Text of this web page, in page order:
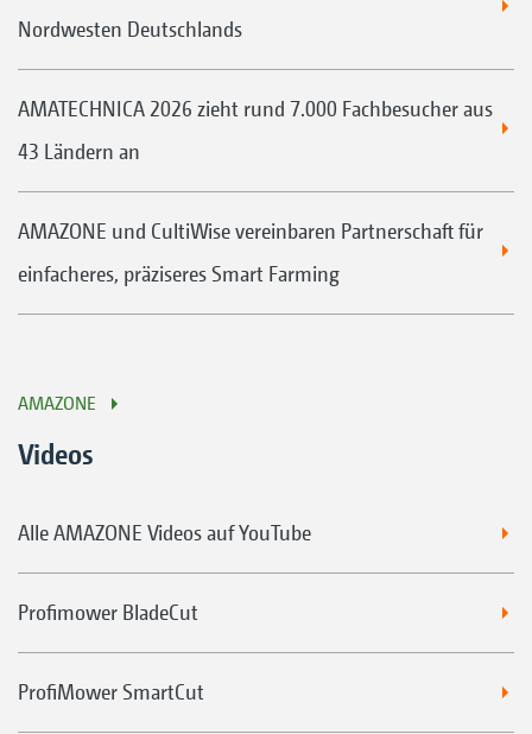
Nordwesten Deutschlands
AMATECHNICA 2026 zieht rund 7.000 Fachbesucher aus
43 Ländern an
AMAZONE und CultiWise vereinbaren Partnerschaft für
einfacheres, präziseres Smart Farming
AMAZONE
Videos
Alle AMAZONE Videos auf YouTube
Profimower BladeCut
ProfiMower SmartCut